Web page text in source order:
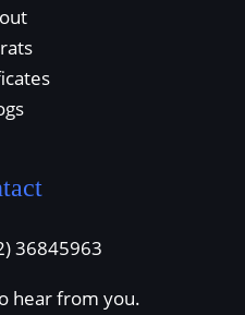
36845963
hear from you.